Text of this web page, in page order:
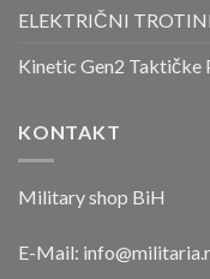
ELEKTRIČNI
Kinetic Gen2 Taktičke
KONTAKT
Military shop BiH
E-Mail: